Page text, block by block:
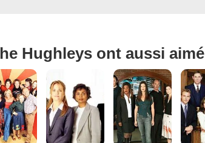
Hughleys ont aussi aimé